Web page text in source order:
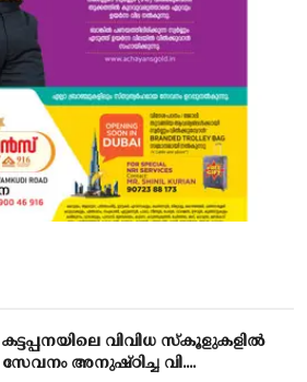
കട്ടപ്പനയിലെ വിവിധ സ്കൂളുകളിൽ
സേവനം അനുഷ്ഠിച്ച വി....